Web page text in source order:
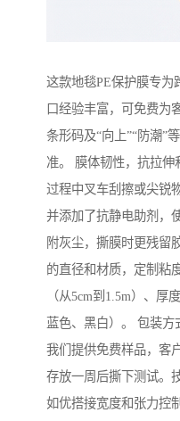
这款地毯PE保护膜专为
口经验丰富，可免费为
条形码及“向上”“防潮”
准。 膜体韧性，抗拉
过程中叉车刮擦或尖锐
并添加了抗静电助剂，
附灰尘，撕膜时更残留
的直径和材质，定制粘
（从5cm到1.5m）、厚
蓝色、黑白）。 包装方
我们提供免费样品，客
存放一周后撕下测试。
如优搭接宽度和张力控